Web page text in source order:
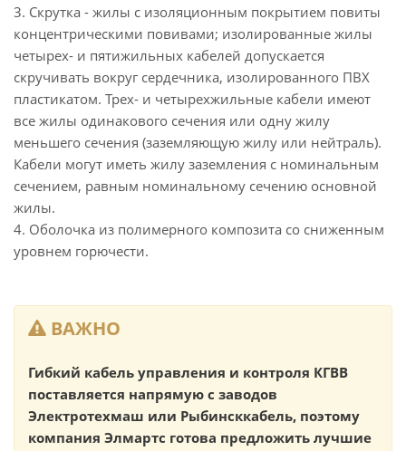
3. Скрутка - жилы с изоляционным покрытием повиты
концентрическими повивами; изолированные жилы
четырех- и пятижильных кабелей допускается
скручивать вокруг сердечника, изолированного ПВХ
пластикатом. Трех- и четырехжильные кабели имеют
все жилы одинакового сечения или одну жилу
меньшего сечения (заземляющую жилу или нейтраль).
Кабели могут иметь жилу заземления с номинальным
сечением, равным номинальному сечению основной
жилы.
4. Оболочка из полимерного композита со сниженным
уровнем горючести.
ВАЖНО
Гибкий кабель управления и контроля КГВВ
поставляется напрямую с заводов
Электротехмаш или Рыбинсккабель, поэтому
компания Элмартс готова предложить лучшие